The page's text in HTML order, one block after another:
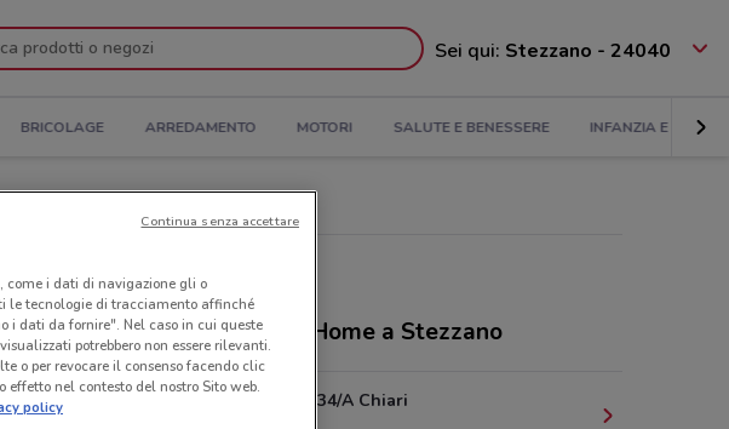
Sei qui: Stezzano - 24040
BRICOLAGE ARREDAMENTO MOTORI SALUTE E BENESSERE INFANZIA E GIOCHI
Negozi Milano Home a Stezzano
Via Milano, 34/A Chiari
come i dati di navigazione gli o
le tecnologie di tracciamento affinché
i dati da fornire". Nel caso in cui queste
potrebbero non essere rilevanti.
o per revocare il consenso facendo clic
nel contesto del nostro Sito web.
policy
Continua senza accettare